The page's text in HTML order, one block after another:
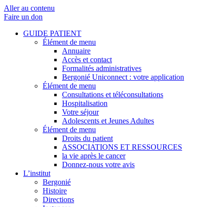
Aller au contenu
Faire un don
GUIDE PATIENT
Élément de menu
Annuaire
Accès et contact
Formalités administratives
Bergonié Uniconnect : votre application
Élément de menu
Consultations et téléconsultations
Hospitalisation
Votre séjour
Adolescents et Jeunes Adultes
Élément de menu
Droits du patient
ASSOCIATIONS ET RESSOURCES
la vie après le cancer
Donnez-nous votre avis
L’institut
Bergonié
Histoire
Directions